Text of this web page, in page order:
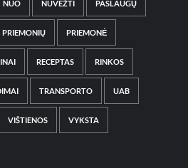
NUO NUVEŽTI PASLAUGŲ
PRIEMONIŲ PRIEMONĖ
RECEPTAS RINKOS
TRANSPORTO UAB
VIŠTIENOS VYKSTA